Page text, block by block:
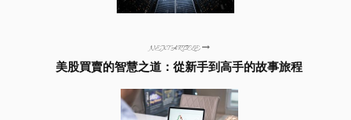
NEXT ARTICLE
美股買賣的智慧之道：從新手到高手的故事旅程